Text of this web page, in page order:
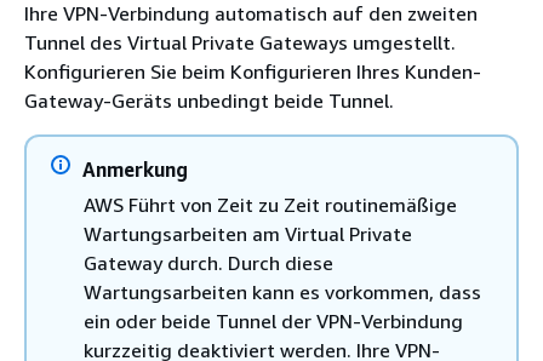
Ihre VPN-Verbindung automatisch auf den zweiten
Tunnel des Virtual Private Gateways umgestellt.
Konfigurieren Sie beim Konfigurieren Ihres Kunden-
Gateway-Geräts unbedingt beide Tunnel.
Anmerkung
AWS Führt von Zeit zu Zeit routinemäßige
Wartungsarbeiten am Virtual Private
Gateway durch. Durch diese
Wartungsarbeiten kann es vorkommen, dass
ein oder beide Tunnel der VPN-Verbindung
kurzzeitig deaktiviert werden. Ihre VPN-